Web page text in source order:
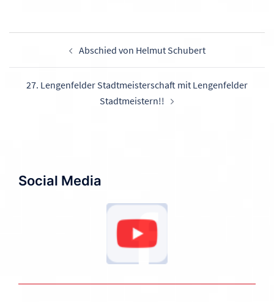
Abschied von Helmut Schubert
27. Lengenfelder Stadtmeisterschaft mit Lengenfelder
Stadtmeistern!!
Social Media